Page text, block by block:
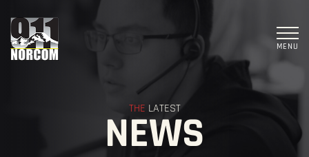
MENU
THE LATEST
NEWS